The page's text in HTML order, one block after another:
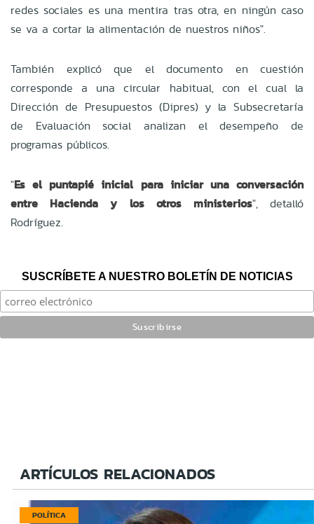
redes sociales es una mentira tras otra, en ningún caso
se va a cortar la alimentación de nuestros niños".
También explicó que el documento en cuestión
corresponde a una circular habitual, con el cual la
Dirección de Presupuestos (Dipres) y la Subsecretaría
de Evaluación social analizan el desempeño de
programas públicos.
"Es el puntapié inicial para iniciar una conversación
entre Hacienda y los otros ministerios", detalló
Rodríguez.
SUSCRÍBETE A NUESTRO BOLETÍN DE NOTICIAS
ARTÍCULOS RELACIONADOS
POLÍTICA